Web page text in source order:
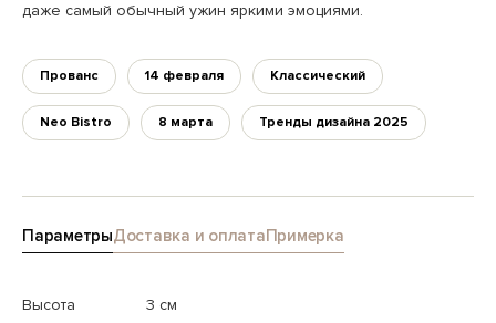
даже самый обычный ужин яркими эмоциями.
Прованс 14 февраля Классический
Neo Bistro 8 марта Тренды дизайна 2025
ПараметрыДоставка и оплатаПримерка
Высота
3 см